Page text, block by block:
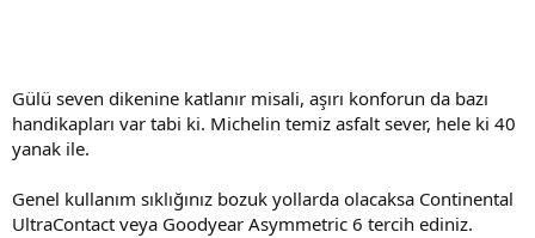
Gülü seven dikenine katlanır misali, aşırı konforun da bazı
handikapları var tabi ki. Michelin temiz asfalt sever, hele ki 40
yanak ile.
Genel kullanım sıklığınız bozuk yollarda olacaksa Continental
UltraContact veya Goodyear Asymmetric 6 tercih ediniz.